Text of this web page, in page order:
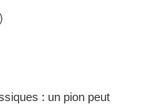
: un pion peut